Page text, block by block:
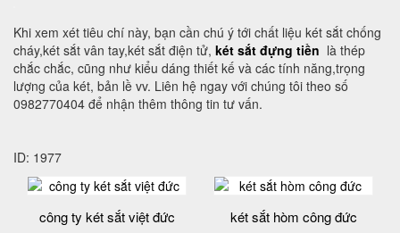
Khi xem xét tiêu chí này, bạn cần chú ý tới chất liệu két sắt chống
cháy,két sắt vân tay,két sắt điện tử, két sắt đựng tiền là thép
chắc chắc, cũng như kiểu dáng thiết kế và các tính năng,trọng
lượng của két, bản lề vv. Liên hệ ngay với chúng tôi theo số
0982770404 để nhận thêm thông tin tư vấn.
ID: 1977
công ty két sắt việt đức két sắt hòm công đức